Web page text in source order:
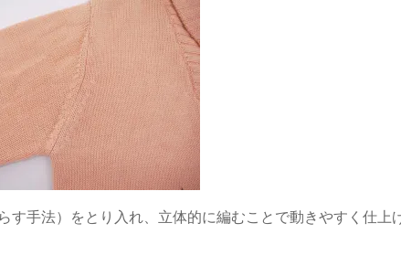
す手法）をとり入れ、立体的に編むことで動きやすく仕上